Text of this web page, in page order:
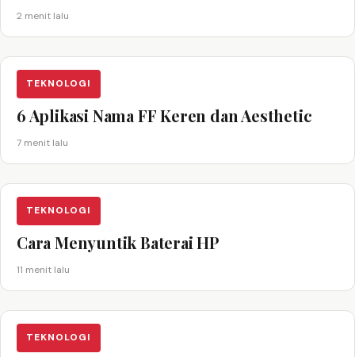
2 menit lalu
TEKNOLOGI
6 Aplikasi Nama FF Keren dan Aesthetic
7 menit lalu
TEKNOLOGI
Cara Menyuntik Baterai HP
11 menit lalu
TEKNOLOGI